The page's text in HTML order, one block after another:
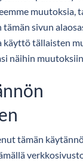
muutoksia,
sivun
tällaisten
näihin muutoksiin.
tämän